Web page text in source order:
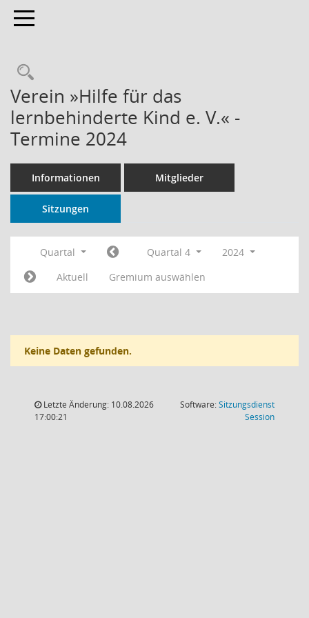
Toggle navigation
Rechercheauswahl
Verein »Hilfe für das
lernbehinderte Kind e. V.« -
Termine 2024
Informationen Mitglieder
Sitzungen
Quartal Quartal 4
2024
Aktuell
Gremium auswählen
Keine Daten gefunden.
Letzte Änderung: 10.08.2026
17:00:21
Software:Sitzungsdienst
Session(Wird in